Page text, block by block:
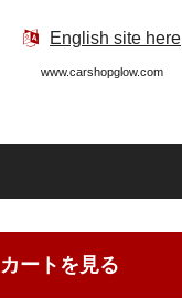
English site here
www.carshopglow.com
カートを見る